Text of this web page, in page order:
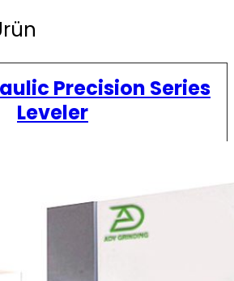
Precision Series
Leveler